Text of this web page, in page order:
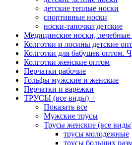
детские теплые носки
спортивные носки
носки-тапочки детские
Медицинские носки, лечебные
Колготки и лосины детские
Колготки для бабушек оптом.
Колготки женские оптом
Перчатки рабочие
Гольфы мужские и женские
Перчатки и варежки
ТРУСЫ (все виды) +
Показать все
Мужские трусы
Трусы женские (все
трусы молодежные
трусы больших